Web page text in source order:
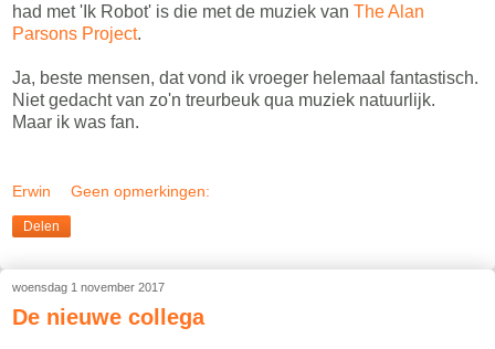
had met 'Ik Robot' is die met de muziek van The Alan
Parsons Project.
Ja, beste mensen, dat vond ik vroeger helemaal fantastisch.
Niet gedacht van zo'n treurbeuk qua muziek natuurlijk.
Maar ik was fan.
Erwin Geen opmerkingen:
Delen
woensdag 1 november 2017
De nieuwe collega